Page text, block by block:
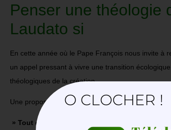
Penser une théologie
Laudato si
En cette année où le Pape François nous invite à
un appel pressant à vivre une transition
théologiques de la création.
Une proposition en 3 rencontres :
» Tout est donné »
S’émerveiller de l’acte
O CLOCHER !